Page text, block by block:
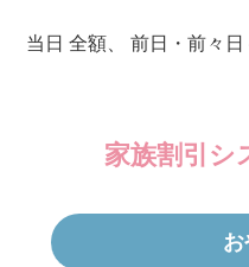
当日 全額、 前日・前々
家族割引シ
お